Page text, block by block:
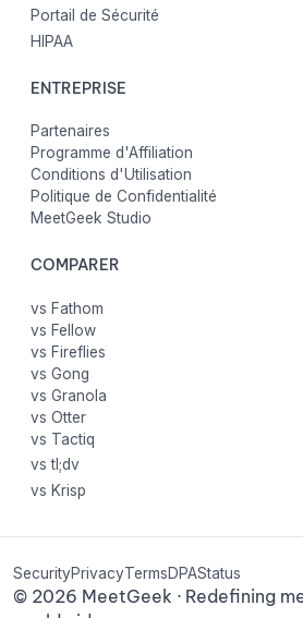
Portail de Sécurité
HIPAA
ENTREPRISE
Partenaires
Programme d'Affiliation
Conditions d'Utilisation
Politique de Confidentialité
MeetGeek Studio
COMPARER
vs Fathom
vs Fellow
vs Fireflies
vs Gong
vs Granola
vs Otter
vs Tactiq
vs tl;dv
vs Krisp
© 2026 MeetGeek · Redefining
SecurityPrivacyTermsDPAStatus